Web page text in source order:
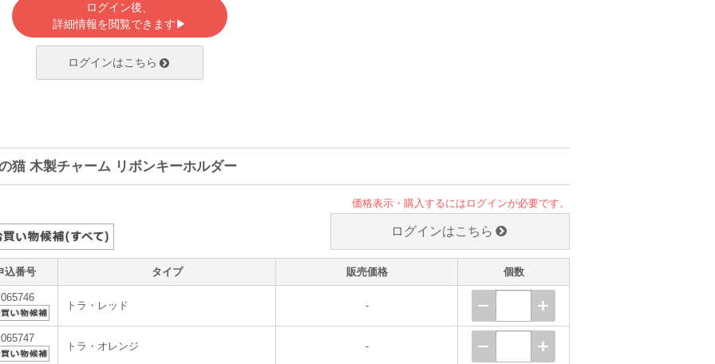
ログイン後、
詳細情報を閲覧できます▶
ログインはこちら
猫 木製チャーム リボンキーホルダー
価格表示・購入するにはログインが必要です。
ログインはこちら
込番号 タイプ 販売価格 個数
トラ・レッド -
トラ・オレンジ -